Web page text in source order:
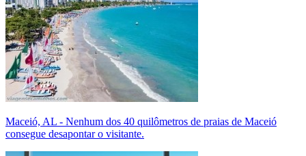
Maceió, AL - Nenhum dos 40 quilômetros de praias de Maceió
consegue desapontar o visitante.